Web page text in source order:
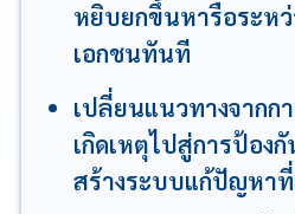
หยิบยกขึ้นหารือระห
เอกชนทันที
เปลี่ยนแนวทางจากก
เกิดเหตุไปสู่การป้อง
สร้างระบบแก้ปัญหา